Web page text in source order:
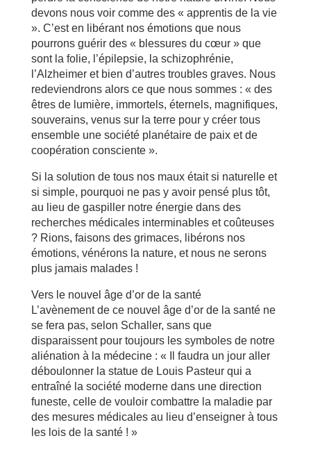
devons nous voir comme des « apprentis de la vie
». C’est en libérant nos émotions que nous
pourrons guérir des « blessures du cœur » que
sont la folie, l’épilepsie, la schizophrénie,
l’Alzheimer et bien d’autres troubles graves. Nous
redeviendrons alors ce que nous sommes : « des
êtres de lumière, immortels, éternels, magnifiques,
souverains, venus sur la terre pour y créer tous
ensemble une société planétaire de paix et de
coopération consciente ».
Si la solution de tous nos maux était si naturelle et
si simple, pourquoi ne pas y avoir pensé plus tôt,
au lieu de gaspiller notre énergie dans des
recherches médicales interminables et coûteuses
? Rions, faisons des grimaces, libérons nos
émotions, vénérons la nature, et nous ne serons
plus jamais malades !
Vers le nouvel âge d’or de la santé
L’avènement de ce nouvel âge d’or de la santé ne
se fera pas, selon Schaller, sans que
disparaissent pour toujours les symboles de notre
aliénation à la médecine : « Il faudra un jour aller
déboulonner la statue de Louis Pasteur qui a
entraîné la société moderne dans une direction
funeste, celle de vouloir combattre la maladie par
des mesures médicales au lieu d’enseigner à tous
les lois de la santé ! »